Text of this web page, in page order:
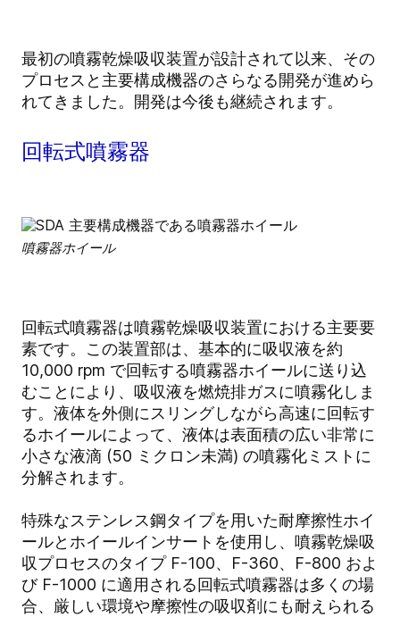
最初の噴霧乾燥吸収装置が設計されて以来、その
プロセスと主要構成機器のさらなる開発が進めら
れてきました。開発は今後も継続されます。
回転式噴霧器
噴霧器ホイール
回転式噴霧器は噴霧乾燥吸収装置における主要要
素です。この装置部は、基本的に吸収液を約
10,000 rpm で回転する噴霧器ホイールに送り込
むことにより、吸収液を燃焼排ガスに噴霧化しま
す。液体を外側にスリングしながら高速に回転す
るホイールによって、液体は表面積の広い非常に
小さな液滴 (50 ミクロン未満) の噴霧化ミストに
分解されます。
特殊なステンレス鋼タイプを用いた耐摩擦性ホイ
ールとホイールインサートを使用し、噴霧乾燥吸
収プロセスのタイプ F-100、F-360、F-800 およ
び F-1000 に適用される回転式噴霧器は多くの場
合、厳しい環境や摩擦性の吸収剤にも耐えられる